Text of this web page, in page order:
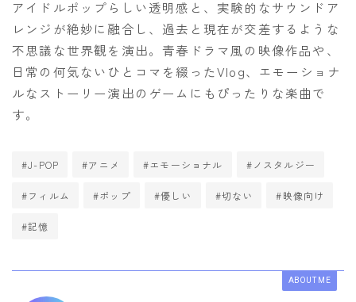
アイドルポップらしい透明感と、実験的なサウンドア
レンジが絶妙に融合し、過去と現在が交差するような
不思議な世界観を演出。青春ドラマ風の映像作品や、
日常の何気ないひとコマを綴ったVlog、エモーショナ
ルなストーリー演出のゲームにもぴったりな楽曲で
す。
#J-POP #アニメ #エモーショナル #ノスタルジー
#フィルム #ポップ #優しい #切ない #映像向け
#記憶
ABOUT ME